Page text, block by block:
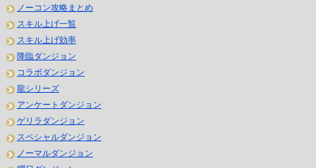
ノーコン攻略まとめ
スキル上げ一覧
スキル上げ効率
降臨ダンジョン
コラボダンジョン
龍シリーズ
アンケートダンジョン
ゲリラダンジョン
スペシャルダンジョン
ノーマルダンジョン